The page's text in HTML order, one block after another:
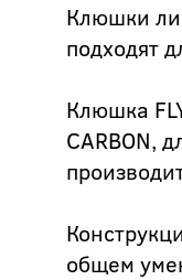
Клюшки
подходят
Клюшка
CARBON,
общем